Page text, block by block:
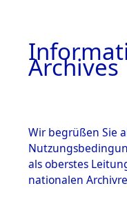
Archives
Wir begrüßen Sie
als oberstes
nationalen